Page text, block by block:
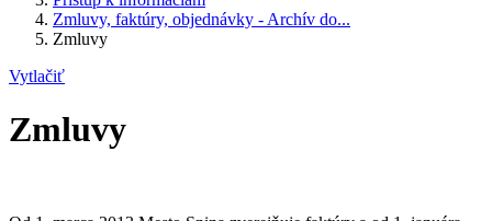
Zmluvy, faktúry, objednávky - Archív do...
Zmluvy
Vytlačiť
Zmluvy